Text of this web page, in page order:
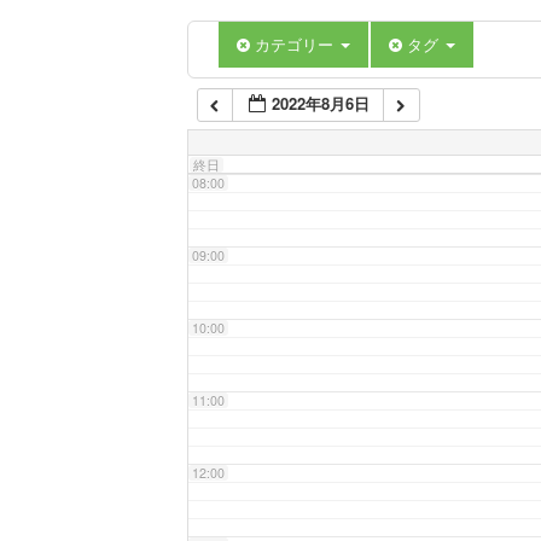
カテゴリー タグ
2022年8月6日
終日
07:00
08:00
09:00
10:00
11:00
12:00